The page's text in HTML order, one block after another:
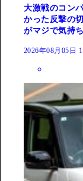
大激戦のコン
かった反撃の
がマジで気持
2026年08月05日